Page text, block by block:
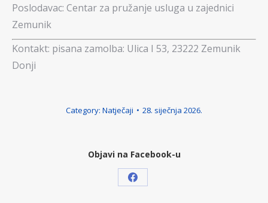
Poslodavac: Centar za pružanje usluga u zajednici
Zemunik
Kontakt: pisana zamolba: Ulica I 53, 23222 Zemunik
Donji
Category: Natječaji 28. siječnja 2026.
Objavi na Facebook-u
Share